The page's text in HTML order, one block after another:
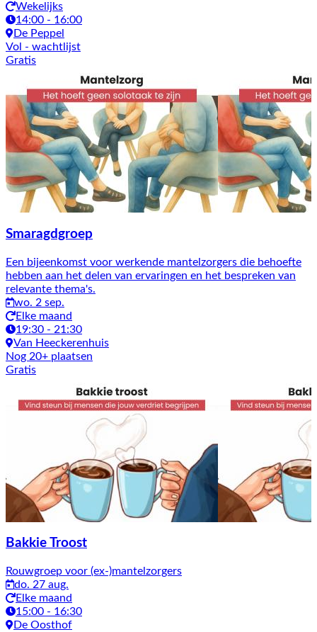
Wekelijks
14:00 - 16:00
De Peppel
Vol - wachtlijst
Gratis
Smaragdgroep
Een bijeenkomst voor werkende mantelzorgers die behoefte
hebben aan het delen van ervaringen en het bespreken van
relevante thema's.
wo. 2 sep.
Elke maand
19:30 - 21:30
Van Heeckerenhuis
Nog 20+ plaatsen
Gratis
Bakkie Troost
Rouwgroep voor (ex-)mantelzorgers
do. 27 aug.
Elke maand
15:00 - 16:30
De Oosthof